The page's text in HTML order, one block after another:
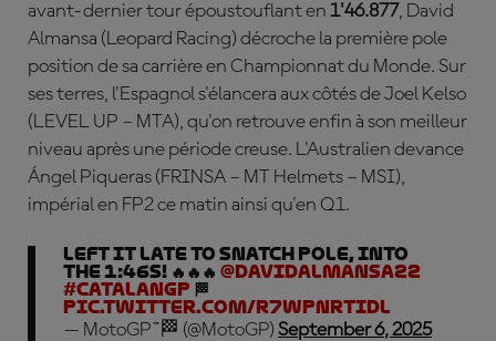
avant-dernier tour époustouflant en 1'46.877, David
Almansa (Leopard Racing) décroche la première pole
position de sa carrière en Championnat du Monde. Sur
ses terres, l'Espagnol s'élancera aux côtés deJoel Kelso
(LEVEL UP – MTA), qu'on retrouve enfin à son meilleur
niveau après une période creuse. L'Australien devance
Ángel Piqueras (FRINSA – MT Helmets – MSI),
impérial en FP2 ce matin ainsi qu'en Q1.
Left it late to snatch pole, into
the 1:46s! 🔥🔥🔥 @DavidAlmansa22
#CatalanGP 🏁
pic.twitter.com/r7WpNRTIDl
— MotoGP™🏁 (@MotoGP) September 6, 2025